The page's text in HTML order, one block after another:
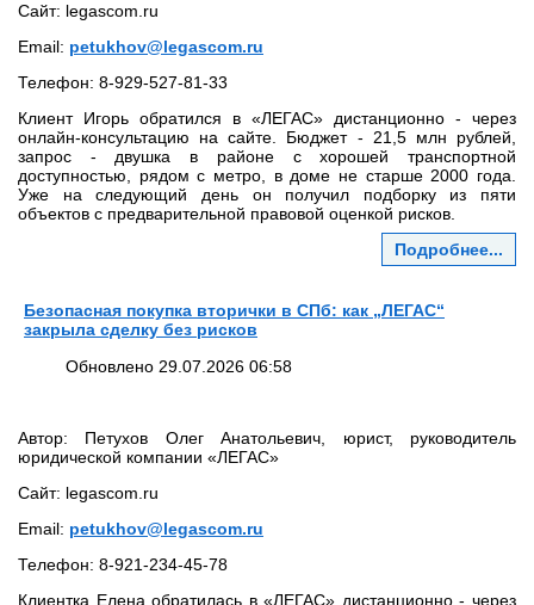
Сайт: legascom.ru
Email: petukhov@legascom.ru
Телефон: 8‑929‑527‑81‑33
Клиент Игорь обратился в «ЛЕГАС» дистанционно - через
онлайн‑консультацию на сайте. Бюджет - 21,5 млн рублей,
запрос - двушка в районе с хорошей транспортной
доступностью, рядом с метро, в доме не старше 2000 года.
Уже на следующий день он получил подборку из пяти
объектов с предварительной правовой оценкой рисков.
Подробнее...
Безопасная покупка вторички в СПб: как „ЛЕГАС“
закрыла сделку без рисков
Обновлено 29.07.2026 06:58
Автор: Петухов Олег Анатольевич, юрист, руководитель
юридической компании «ЛЕГАС»
Сайт: legascom.ru
Email: petukhov@legascom.ru
Телефон: 8‑921‑234‑45‑78
Клиентка Елена обратилась в «ЛЕГАС» дистанционно - через